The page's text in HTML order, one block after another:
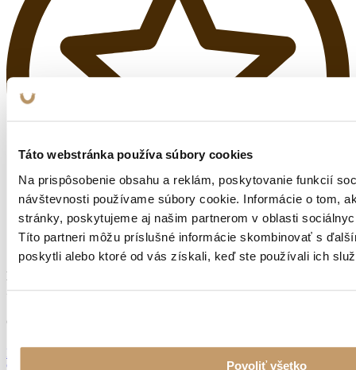
Táto webstránka používa súbory cookies
Na prispôsobenie obsahu a reklám, poskytovanie funkcií
návštevnosti používame súbory cookie. Informácie o tom,
stránky, poskytujeme aj našim partnerom v oblasti
Títo partneri môžu príslušné informácie skombinovať s
poskytli alebo ktoré od vás získali, keď ste používali ich
Povoliť všetko
KVALITNÁ OCEĽ
Z NEMECKA
Osobný odber
Dobronivská cesta č.6
96001 Zvolen